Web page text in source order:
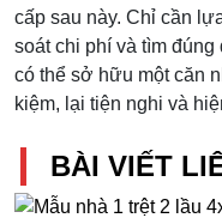
cấp sau này. Chỉ cần
soát chi phí và tìm
có thể sở hữu một căn
kiệm, lại tiện nghi và
BÀI VIẾT